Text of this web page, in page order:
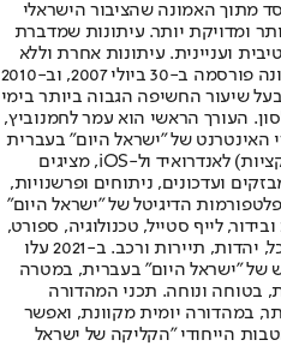
מתוך האמונה שהציבור הישראלי
ומדויקת יותר. עיתונות שמדברת
ועניינית. עיתונות אחרת וללא
תשלום. המהדורה המודפסת הראשונה פורסמה ב-30 ביולי 2007, וב-2010
שיעור החשיפה הגבוה ביותר בימי
העורך הראשי הוא עמר לחמנוביץ,
האינטרנט של "ישראל היום" בעברית
ובאנגלית, כמו כן היישומונים (אפליקציות) לאנדרואיד ול-iOS, מציגים
ועדכונים, ניתוחים ופרשנויות,
הדיגיטל של "ישראל היום"
לייף סטייל, טכנולוגיה, ספורט,
כלכלה וצרכנות, בריאות, חיילים, אוכל, יהדות, תיירות ורכב. ב-2021 עלו
של "ישראל היום" בעברית, במטרה
בטוחה ונוחה. תכני המהדורה
במהדורה יומית מקוונת, ואפשר
הייחודי "הקליקה של ישראל